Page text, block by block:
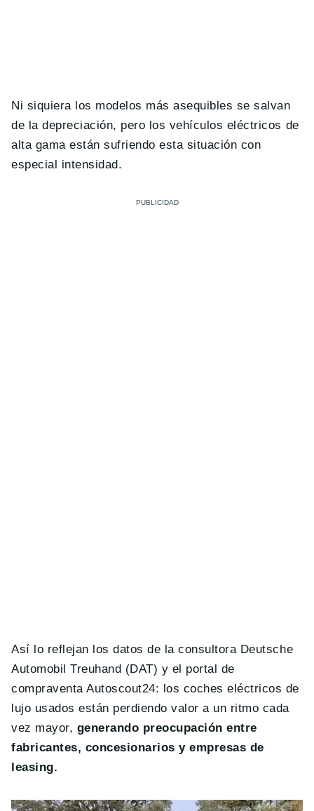
Ni siquiera los modelos más asequibles se salvan
de la depreciación, pero los vehículos eléctricos de
alta gama están sufriendo esta situación con
especial intensidad.
Así lo reflejan los datos de la consultora Deutsche
Automobil Treuhand (DAT) y el portal de
compraventa Autoscout24: los coches eléctricos de
lujo usados están perdiendo valor a un ritmo cada
vez mayor, generando preocupación entre
fabricantes, concesionarios y empresas de
leasing.